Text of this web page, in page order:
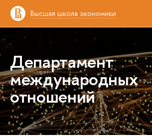
Высшая школа экономики
Департамент
международных
отношений